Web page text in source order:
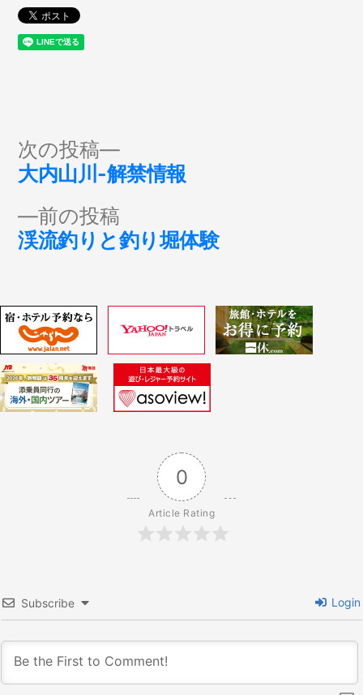
投
ナ
ゲ
ー
シ
前の投稿
の
渓流釣りと釣り堀体験
次の投稿
次
の
大内山川-解禁情報
0
Article Rating
Subscribe Login